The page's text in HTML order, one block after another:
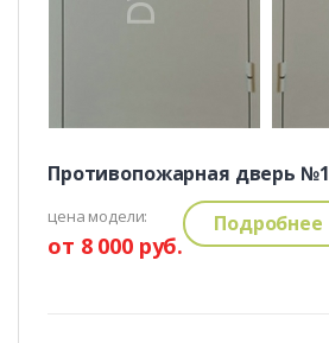
Противопожарная дверь №1
цена модели:
от 8 000 руб.
Подробнее